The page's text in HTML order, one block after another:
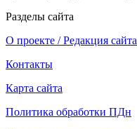
Разделы сайта
О проекте / Редакция сайта
Контакты
Карта сайта
Политика обработки ПДн